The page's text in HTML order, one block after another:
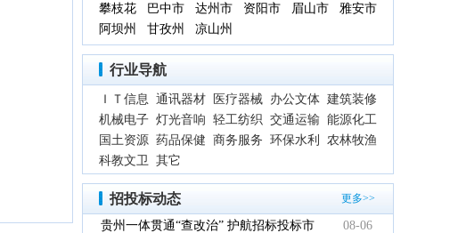
攀枝花
巴中市 达州市 资阳市 眉山市
雅安市
阿坝州
甘孜州 凉山州
行业导航
ＩＴ信息 通讯器材 医疗器械 办公文体 建筑装修
机械电子 灯光音响 轻工纺织 交通运输 能源化工
国土资源 药品保健 商务服务 环保水利
农林牧渔
科教文卫 其它
招投标动态 更多>>
贵州一体贯通“查改治” 护航招标投标市
08-06